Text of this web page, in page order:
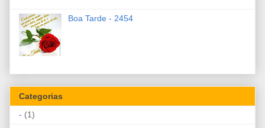
Boa Tarde - 2454
Categorias
- (1)